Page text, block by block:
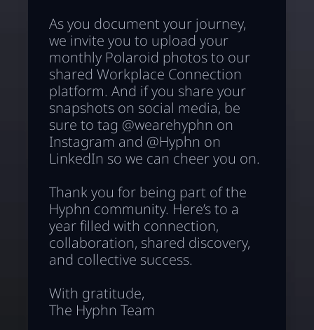
As you document your journey,
we invite you to upload your
monthly Polaroid photos to our
shared Workplace Connection
platform. And if you share your
snapshots on social media, be
sure to tag @wearehyphn on
Instagram and @Hyphn on
LinkedIn so we can cheer you on.
Thank you for being part of the
Hyphn community. Here’s to a
year filled with connection,
collaboration, shared discovery,
and collective success.
With gratitude,
The Hyphn Team